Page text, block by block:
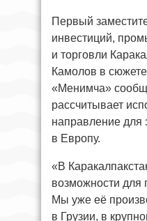
Первый
инвестиций,
и торговли
Камолов в
«Менимча»
рассчитывает
направление для
в Европу.
«В
возможности для
Мы уже её
в Грузии, в